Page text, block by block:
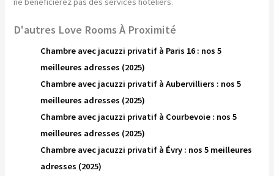
D'autres Love Rooms À Proximité
Chambre avec jacuzzi privatif à Paris 16 : nos 5
meilleures adresses (2025)
Chambre avec jacuzzi privatif à Aubervilliers : nos 5
meilleures adresses (2025)
Chambre avec jacuzzi privatif à Courbevoie : nos 5
meilleures adresses (2025)
Chambre avec jacuzzi privatif à Évry : nos 5 meilleures
adresses (2025)